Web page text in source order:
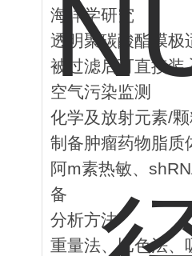
海洋学研究
透明聚碳酸酯膜极
被过滤后可直接装
空气污染监测
化学及放射元素/
制备肿瘤药物脂质
阿m素热敏、
备
分析方法
重量法、比色法、